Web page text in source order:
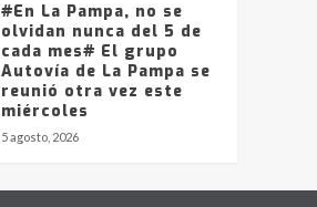
#En La Pampa, no se
olvidan nunca del 5 de
cada mes# El grupo
Autovía de La Pampa se
reunió otra vez este
miércoles
5 agosto, 2026